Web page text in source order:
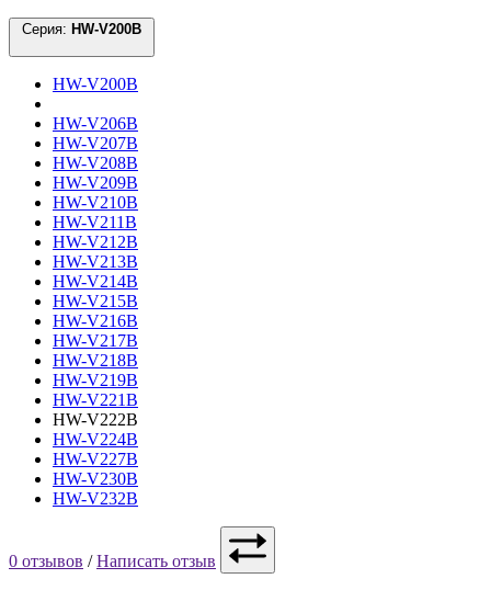
Серия:
HW-V200B
HW-V206B
HW-V207B
HW-V208B
HW-V209B
HW-V210B
HW-V211B
HW-V212B
HW-V213B
HW-V214B
HW-V215B
HW-V216B
HW-V217B
HW-V218B
HW-V219B
HW-V221B
HW-V222B
HW-V224B
HW-V227B
HW-V230B
HW-V232B
0 отзывов /Написать отзыв